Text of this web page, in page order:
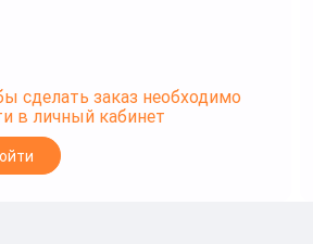
сделать заказ необходимо
в личный кабинет